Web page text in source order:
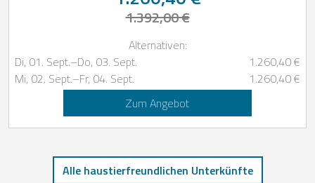
1.392,00 €
Alternativen:
Di, 01. Sept.–Do, 03. Sept.
1.260,40 €
Mi, 02. Sept.–Fr, 04. Sept.
1.260,40 €
Zum Angebot
Alle haustierfreundlichen Unterkünfte